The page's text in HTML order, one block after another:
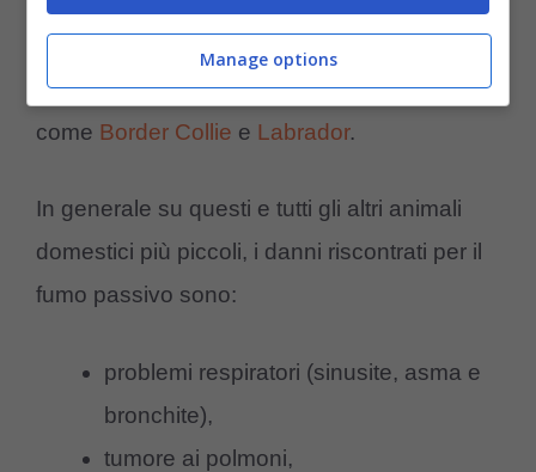
razze brachicefale
Carlino) e, al contrario, quelle col muso lungo
come Border Collie e Labrador.
In generale su questi e tutti gli altri animali
domestici più piccoli, i danni riscontrati per il
fumo passivo sono:
problemi respiratori (sinusite, asma e
bronchite),
tumore ai polmoni,
Manage options